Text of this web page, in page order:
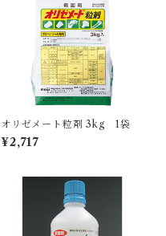
オリゼメート粒剤 3kg 1袋
¥2,717